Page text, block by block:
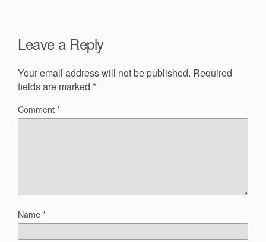
Leave a Reply
Your email address will not be published. Required
fields are marked *
Comment*
Name*